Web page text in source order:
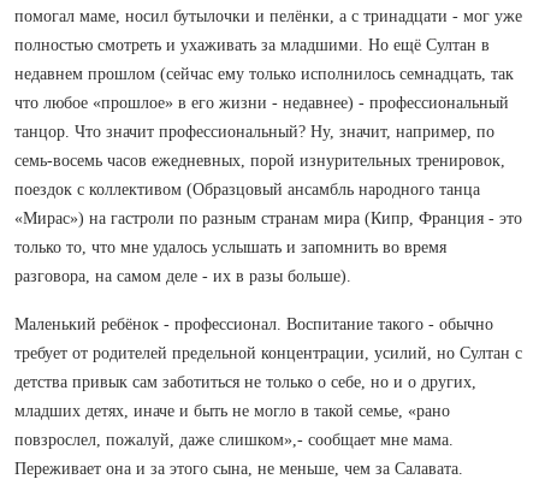
помогал маме, носил бутылочки и пелёнки, а с тринадцати - мог уже
полностью смотреть и ухаживать за младшими. Но ещё Султан в
недавнем прошлом (сейчас ему только исполнилось семнадцать, так
что любое «прошлое» в его жизни - недавнее) - профессиональный
танцор. Что значит профессиональный? Ну, значит, например, по
семь-восемь часов ежедневных, порой изнурительных тренировок,
поездок с коллективом (Образцовый ансамбль народного танца
«Мирас») на гастроли по разным странам мира (Кипр, Франция - это
только то, что мне удалось услышать и запомнить во время
разговора, на самом деле - их в разы больше).
Маленький ребёнок - профессионал. Воспитание такого - обычно
требует от родителей предельной концентрации, усилий, но Султан с
детства привык сам заботиться не только о себе, но и о других,
младших детях, иначе и быть не могло в такой семье, «рано
повзрослел, пожалуй, даже слишком»,- сообщает мне мама.
Переживает она и за этого сына, не меньше, чем за Салавата.